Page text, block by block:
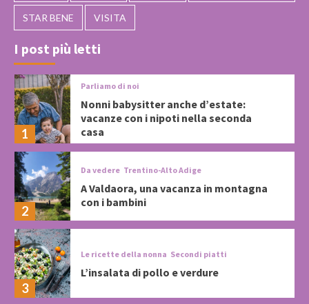
STAR BENE VISITA
I post più letti
1
Parliamo di noi
Nonni babysitter anche d’estate:
vacanze con i nipoti nella seconda
casa
2
Da vedere Trentino-Alto Adige
A Valdaora, una vacanza in montagna
con i bambini
3
Le ricette della nonna Secondi piatti
L’insalata di pollo e verdure